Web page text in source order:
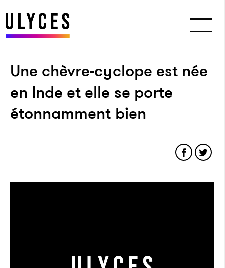
Une chèvre-cyclope est née
en Inde et elle se porte
étonnamment bien